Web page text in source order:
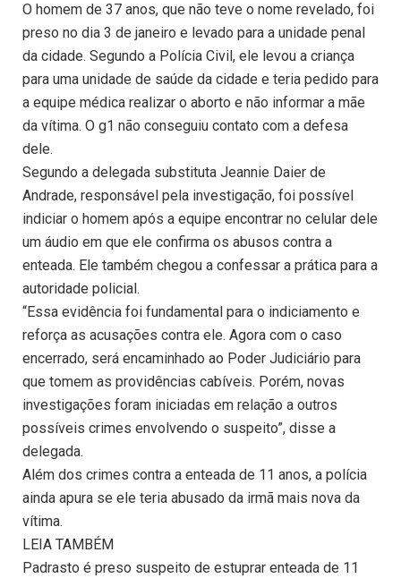
O homem de 37 anos, que não teve o nome revelado, foi
preso no dia 3 de janeiro e levado para a unidade penal
da cidade. Segundo a Polícia Civil, ele levou a criança
para uma unidade de saúde da cidade e teria pedido para
a equipe médica realizar o aborto e não informar a mãe
da vítima. O g1 não conseguiu contato com a defesa
dele.
Segundo a delegada substituta Jeannie Daier de
Andrade, responsável pela investigação, foi possível
indiciar o homem após a equipe encontrar no celular dele
um áudio em que ele confirma os abusos contra a
enteada. Ele também chegou a confessar a prática para a
autoridade policial.
“Essa evidência foi fundamental para o indiciamento e
reforça as acusações contra ele. Agora com o caso
encerrado, será encaminhado ao Poder Judiciário para
que tomem as providências cabíveis. Porém, novas
investigações foram iniciadas em relação a outros
possíveis crimes envolvendo o suspeito”, disse a
delegada.
Além dos crimes contra a enteada de 11 anos, a polícia
ainda apura se ele teria abusado da irmã mais nova da
vítima.
LEIA TAMBÉM
Padrasto é preso suspeito de estuprar enteada de 11